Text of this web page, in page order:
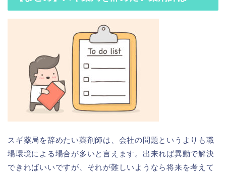
スギ薬局を辞めたい薬剤師は、会社の問題というよりも職
場環境による場合が多いと言えます。出来れば異動で解決
できればいいですが、それが難しいようなら将来を考えて